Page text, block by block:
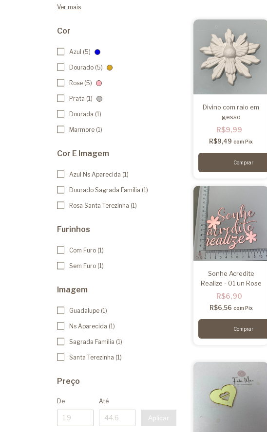
Ver mais
Cor
Azul (5)
Dourado (5)
Rose (5)
Prata (1)
Dourada (1)
Marmore (1)
Cor E Imagem
Azul Ns Aparecida (1)
Dourado Sagrada Família (1)
Rosa Santa Terezinha (1)
Furinhos
Com Furo (1)
Sem Furo (1)
Imagem
Guadalupe (1)
Ns Aparecida (1)
Sagrada Família (1)
Santa Terezinha (1)
Preço
De Até
Aplicar
Divino com raio em
gesso
R$9,99
R$9,49 com Pix
Sonhe Acredite
Realize - 01 un Rose
R$6,90
R$6,56 com Pix